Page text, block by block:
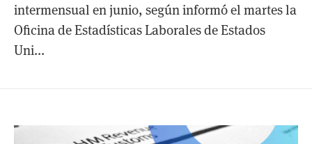
intermensual en junio, según informó el martes la
Oficina de Estadísticas Laborales de Estados
Uni...